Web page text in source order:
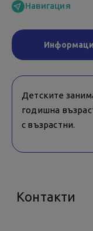
Навигация
Детските
годишна
с възрастни.
Контакти